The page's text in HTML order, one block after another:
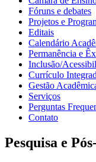
Fóruns e debates
Projetos e
Editais
Calendário
Permanência e
Inclusão/
Currículo
Gestão
Serviços
Perguntas
Contato
Pesquisa e